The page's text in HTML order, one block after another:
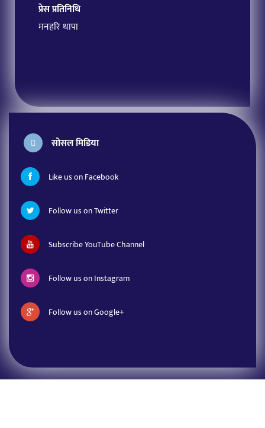
प्रेस प्रतिनिधि
मनहरि थापा
सोसल मिडिया
Like us on Facebook
Follow us on Twitter
Subscribe YouTube Channel
Follow us on Instagram
Follow us on Google+